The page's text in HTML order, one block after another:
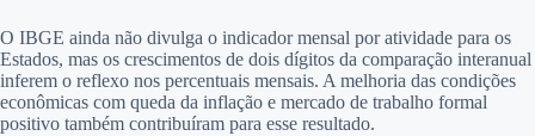
O IBGE ainda não divulga o indicador mensal por atividade para os
Estados, mas os crescimentos de dois dígitos da comparação interanual
inferem o reflexo nos percentuais mensais. A melhoria das condições
econômicas com queda da inflação e mercado de trabalho formal
positivo também contribuíram para esse resultado.